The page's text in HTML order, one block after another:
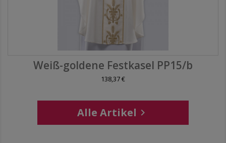
Weiß-goldene Festkasel PP15/b
138,37 €
Alle Artikel 